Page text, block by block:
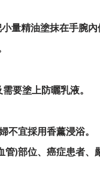
量精油塗抹在手腕內
要塗上防曬乳液。
不宜採用香薰浸浴。
管)部位、癌症患者、